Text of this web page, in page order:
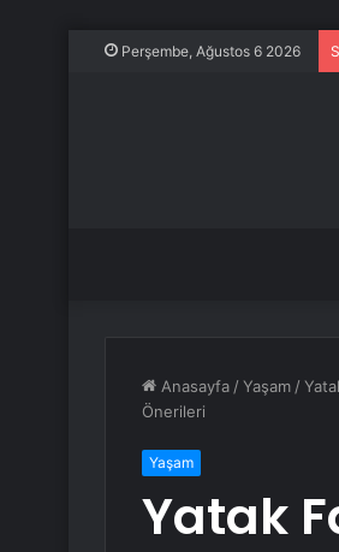
Perşembe, Ağustos 6 2026
Anasayfa /Yaşam /
Önerileri
Yaşam
Yatak